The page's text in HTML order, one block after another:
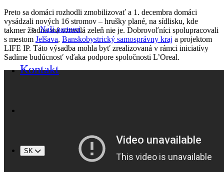
Naši partneri
Kontakt
SK
Preto sa domáci rozhodli zmobilizovať a 1. decembra domáci
vysádzali nových 16 stromov – hrušky plané, na sídlisku, kde
takmer žiadna iná vzrastlá zeleň nie je. Dobrovoľníci spolupracovali
s mestom Jelšava, Banskobystrický samosprávny kraj a projektom
LIFE IP. Táto výsadba mohla byť zrealizovaná v rámci iniciatívy
Sadíme budúcnosť vďaka podpore spoločnosti L’Oreal.